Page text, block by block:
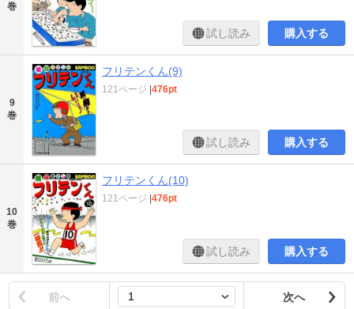
巻
試し読み 購入する
9
巻
フリテンくん(9)
121ページ 476pt
試し読み 購入する
10
巻
フリテンくん(10)
121ページ 476pt
試し読み 購入する
前へ 次へ